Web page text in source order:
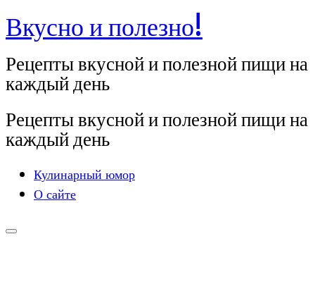
Перейти
содержимому
Вкусно и полезно!
Рецепты вкусной и полезной пищи на
каждый день
Рецепты вкусной и полезной пищи на
каждый день
Кулинарный юмор
О сайте